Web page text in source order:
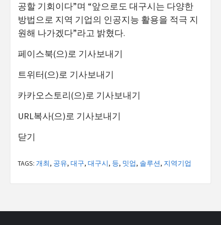
공할 기회이다”며 “앞으로도 대구시는 다양한
방법으로 지역 기업의 인공지능 활용을 적극 지
원해 나가겠다”라고 밝혔다.
페이스북(으)로 기사보내기
트위터(으)로 기사보내기
카카오스토리(으)로 기사보내기
URL복사(으)로 기사보내기
닫기
TAGS: 개최, 공유, 대구, 대구시, 등, 밋업, 솔루션, 지역기업